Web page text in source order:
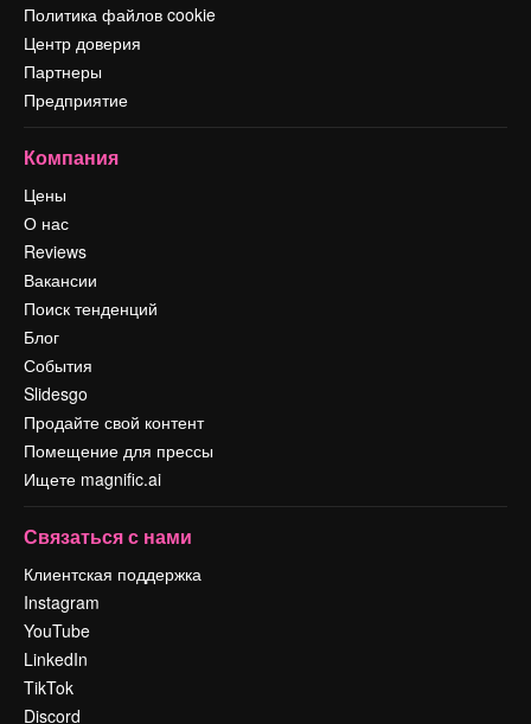
Политика файлов cookie
Центр доверия
Партнеры
Предприятие
Компания
Цены
О нас
Reviews
Вакансии
Поиск тенденций
Блог
События
Slidesgo
Продайте свой контент
Помещение для прессы
Ищете magnific.ai
Связаться с нами
Клиентская поддержка
Instagram
YouTube
LinkedIn
TikTok
Discord